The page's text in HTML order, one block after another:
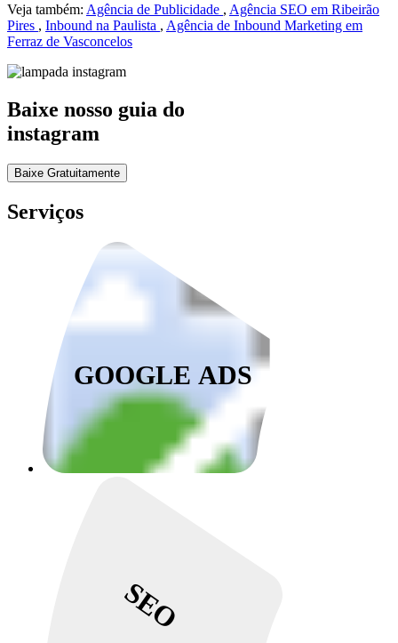
Veja também: Agência de Publicidade , Agência SEO em Ribeirão
Pires , Inbound na Paulista , Agência de Inbound Marketing em
Ferraz de Vasconcelos
Baixe nosso guia do
instagram
Baixe Gratuitamente
Serviços
GOOGLE ADS
SEO